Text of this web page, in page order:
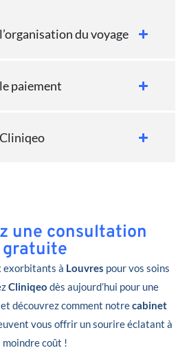
du voyage
paiement
une consultation
gratuite
exorbitants à Louvres pour vos soins
Cliniqeo dès aujourd’hui pour une
découvrez comment notrecabinet
vous offrir un sourire éclatant à
moindre coût !